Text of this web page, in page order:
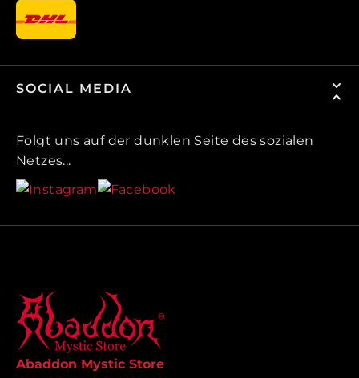
SOCIAL MEDIA
Folgt uns auf der dunklen Seite des sozialen
Netzes...
Abaddon Mystic Store